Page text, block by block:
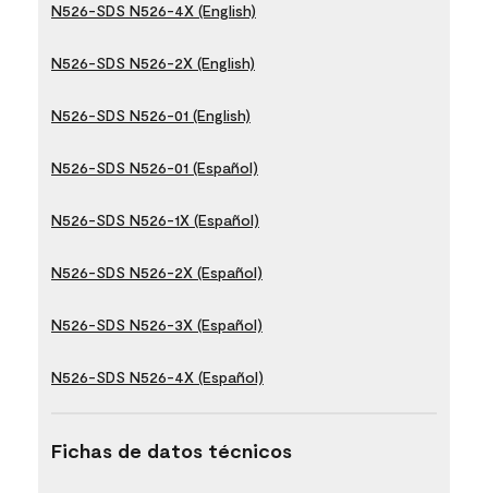
N526-SDS N526-4X (English)
N526-SDS N526-2X (English)
N526-SDS N526-01 (English)
N526-SDS N526-01 (Español)
N526-SDS N526-1X (Español)
N526-SDS N526-2X (Español)
N526-SDS N526-3X (Español)
N526-SDS N526-4X (Español)
Fichas de datos técnicos